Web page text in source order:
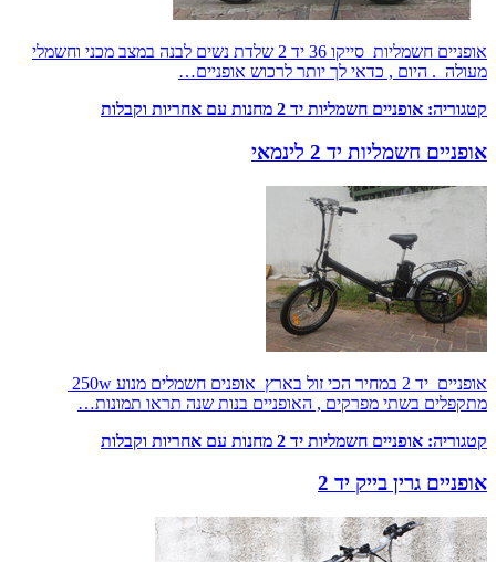
אופניים חשמליות סייקו 36 יד 2 שלדת נשים לבנה במצב מכני וחשמלי
מעולה . היום , כדאי לך יותר לרכוש אופניים…
קטגוריה: אופניים חשמליות יד 2 מחנות עם אחריות וקבלות
אופניים חשמליות יד 2 לינמאי
מתקפלים בשתי מפרקים , האופניים בנות שנה תראו תמונות…
קטגוריה: אופניים חשמליות יד 2 מחנות עם אחריות וקבלות
אופניים גרין בייק יד 2